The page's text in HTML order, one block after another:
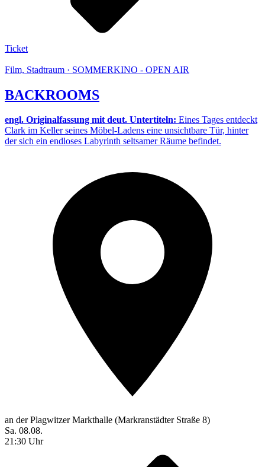
Ticket
Film, Stadtraum · SOMMERKINO - OPEN AIR
BACKROOMS
engl. Originalfassung mit deut. Untertiteln: Eines Tages entdeckt
Clark im Keller seines Möbel-Ladens eine unsichtbare Tür, hinter
der sich ein endloses Labyrinth seltsamer Räume befindet.
an der Plagwitzer Markthalle (Markranstädter Straße 8)
Sa. 08.08.
21:30 Uhr